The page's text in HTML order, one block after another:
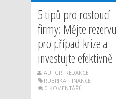
5 tipů pro rostoucí
firmy: Mějte rezervu
pro případ krize a
investujte efektivně
AUTOR: REDAKCE
RUBRIKA: FINANCE
0 KOMENTÁŘŮ